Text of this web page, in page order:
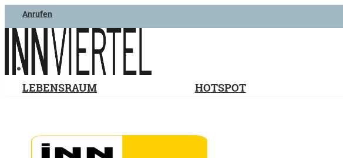
Anrufen
LEBENSRAUM HOTSPOT